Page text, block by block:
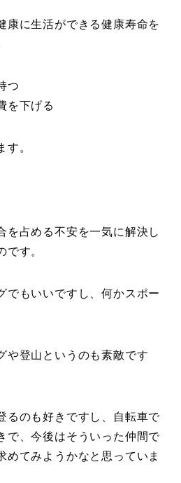
康に生活ができる健康寿命を
つ
を下げる
す。
を占める不安を一気に解決し
です。
でもいいですし、何かスポー
や登山というのも素敵です
るのも好きですし、自転車で
で、今後はそういった仲間で
めてみようかなと思っていま